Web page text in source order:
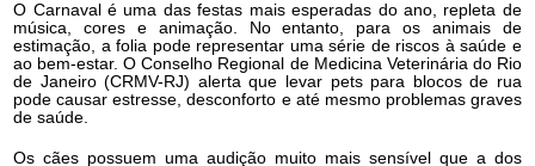
O Carnaval é uma das festas mais esperadas do ano, repleta de
música, cores e animação. No entanto, para os animais de
estimação, a folia pode representar uma série de riscos à saúde e
ao bem-estar. O Conselho Regional de Medicina Veterinária do Rio
de Janeiro (CRMV-RJ) alerta que levar pets para blocos de rua
pode causar estresse, desconforto e até mesmo problemas graves
de saúde.
Os cães possuem uma audição muito mais sensível que a dos